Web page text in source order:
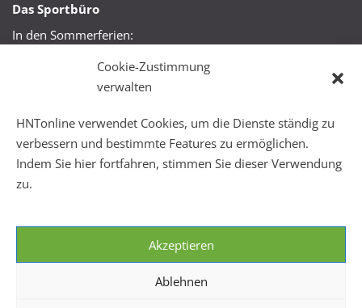
Cookie-Zustimmung
verwalten
HNTonline verwendet Cookies, um die Dienste ständig zu
verbessern und bestimmte Features zu ermöglichen.
Indem Sie hier fortfahren, stimmen Sie dieser Verwendung
zu.
Akzeptieren
Ablehnen
Das Sportbüro
In den Sommerferien:
Mo + Mi 16:00 – 18:00 Uhr
Mo – Fr 08:00 – 22:00 Uhr
Sa + So 10:00 – 18:00 Uhr